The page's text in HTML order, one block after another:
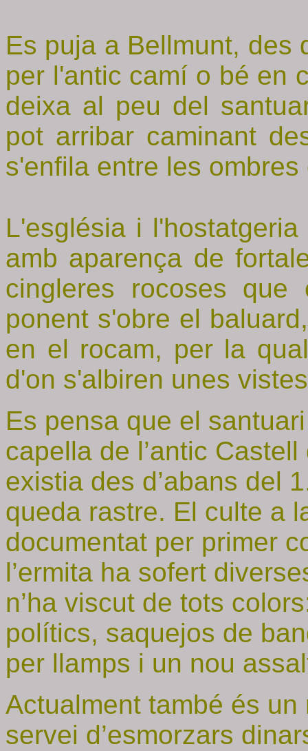
Es puja a Bellmunt, des
per l'antic camí o bé en
deixa al peu del
pot arribar caminant
s'enfila entre les
L'església i
amb aparença de
cingleres rocoses
ponent s'obre el
en el rocam, per la
d'on s'albiren unes
Es pensa que el
capella de l’antic
existia des d’abans del
queda rastre. El culte a
documentat per primer
l’ermita ha sofert
n’ha viscut de tots
polítics, saquejos de
per llamps i un nou
Actualment també és
servei d’esmorzars